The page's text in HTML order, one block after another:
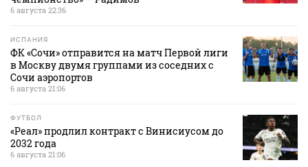
6 августа 22:36
ИСПАНИЯ
ФК «Сочи» отправится на матч Первой лиги
в Москву двумя группами из соседних с
Сочи аэропортов
6 августа 21:06
ФУТБОЛ
«Реал» продлил контракт с Винисиусом до
2032 года
6 августа 21:06